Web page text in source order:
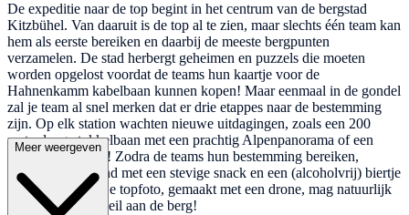
De expeditie naar de top begint in het centrum van de bergstad
Kitzbühel. Van daaruit is de top al te zien, maar slechts één team kan
hem als eerste bereiken en daarbij de meeste bergpunten
verzamelen. De stad herbergt geheimen en puzzels die moeten
worden opgelost voordat de teams hun kaartje voor de
Hahnenkamm kabelbaan kunnen kopen! Maar eenmaal in de gondel
zal je team al snel merken dat er drie etappes naar de bestemming
zijn. Op elk station wachten nieuwe uitdagingen, zoals een 200
meter lange tokkelbaan met een prachtig Alpenpanorama of een
boogschietstation! Zodra de teams hun bestemming bereiken,
worden ze beloond met een stevige snack en een (alcoholvrij) biertje
voor op de top. De topfoto, gemaakt met een drone, mag natuurlijk
niet ontbreken! Heil aan de berg!
Meer weergeven